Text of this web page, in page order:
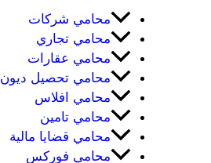
محامي شركات
محامي تجاري
محامي عقارات
محامي تحصيل ديون
محامي افلاس
محامي تامين
محامي قضايا مالية
محامي فوركس